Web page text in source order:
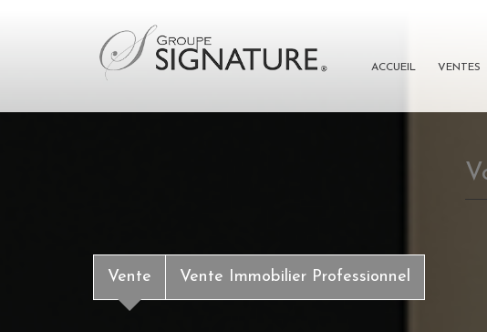
ACCUEIL VENTES
Vente Vente Immobilier Professionnel